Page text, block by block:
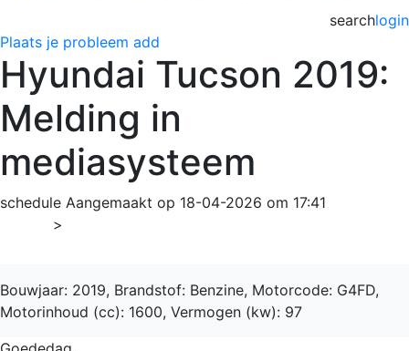
login
search
Plaats je probleem add
Hyundai Tucson 2019:
Melding in
mediasysteem
schedule Aangemaakt op 18-04-2026 om 17:41
>
Bouwjaar: 2019, Brandstof: Benzine, Motorcode: G4FD,
Motorinhoud (cc): 1600, Vermogen (kw): 97